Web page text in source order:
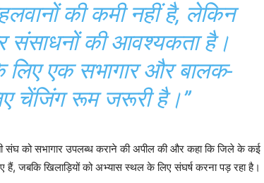
की कमी नहीं है, लेकिन
संसाधनों की आवश्यकता है।
लिए एक सभागार और बालक-
चेंजिंग रूम जरूरी है।”
संघ को सभागार उपलब्ध कराने की अपील की और कहा कि जिले के कई
जबकि खिलाड़ियों को अभ्यास स्थल के लिए संघर्ष करना पड़ रहा है।